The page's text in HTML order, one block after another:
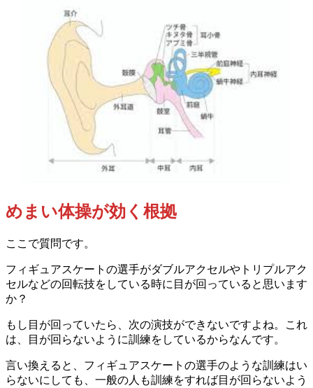
めまい体操が効く根拠
ここで質問です。
フィギュアスケートの選手がダブルアクセルやトリプルアク
セルなどの回転技をしている時に目が回っていると思います
か？
もし目が回っていたら、次の演技ができないですよね。これ
は、目が回らないように訓練をしているからなんです。
言い換えると、フィギュアスケートの選手のような訓練はい
らないにしても、一般の人も訓練をすれば目が回らないよう